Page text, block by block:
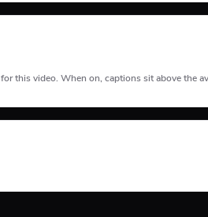
this video. When on, captions sit above the